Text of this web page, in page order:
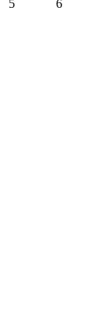
5 6